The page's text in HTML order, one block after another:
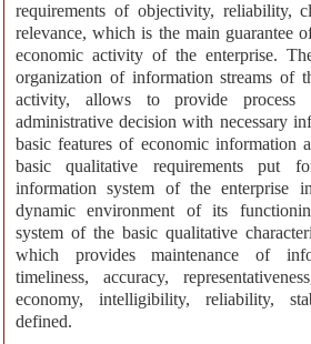
requirements of objectivity, reliability,
relevance, which is the main guarantee
economic activity of the enterprise.
organization of information streams of
activity, allows to provide process
administrative decision with necessary
basic features of economic information
basic qualitative requirements put
information system of the enterprise
dynamic environment of its
system of the basic qualitative
which provides maintenance of
timeliness, accuracy,
economy, intelligibility, reliability,
defined.